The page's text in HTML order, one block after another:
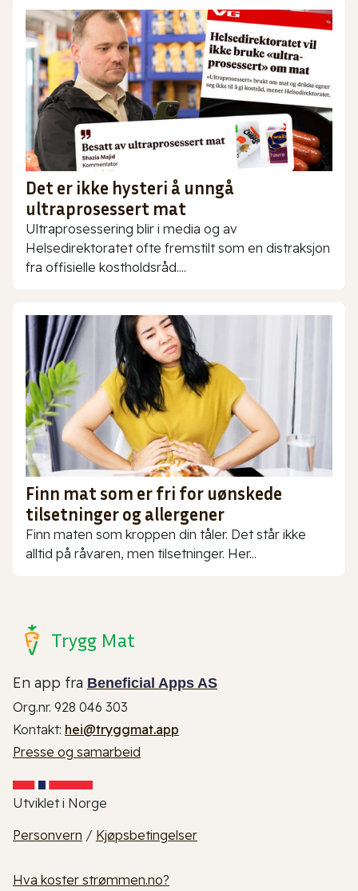
Det er ikke hysteri å unngå
ultraprosessert mat
Ultraprosessering blir i media og av
Helsedirektoratet ofte fremstilt som en distraksjon
fra offisielle kostholdsråd....
Finn mat som er fri for uønskede
tilsetninger og allergener
Finn maten som kroppen din tåler. Det står ikke
alltid på råvaren, men tilsetninger. Her...
Trygg Mat
En app fra Beneficial Apps AS
Org.nr. 928 046 303
Kontakt: hei@tryggmat.app
Presse og samarbeid
Utviklet i Norge
Personvern / Kjøpsbetingelser
Hva koster strømmen.no?